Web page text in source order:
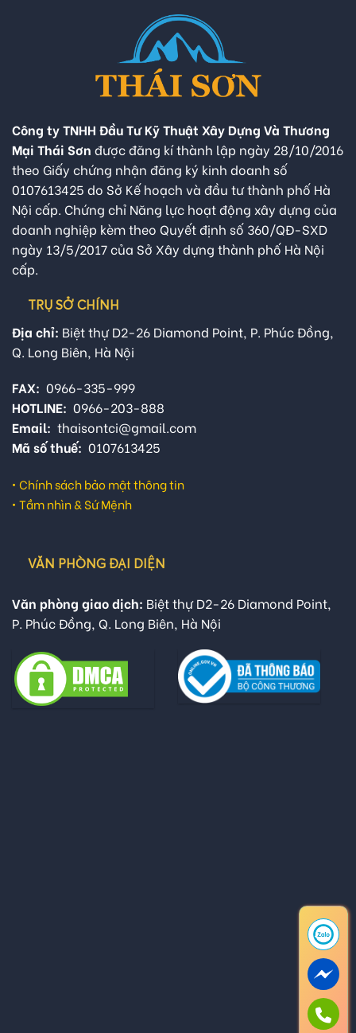
Công ty TNHH Đầu Tư Kỹ Thuật Xây Dựng Và Thương
Mại Thái Sơn được đăng kí thành lập ngày 28/10/2016
theo Giấy chứng nhận đăng ký kinh doanh số
0107613425 do Sở Kế hoạch và đầu tư thành phố Hà
Nội cấp. Chứng chỉ Năng lực hoạt động xây dựng của
doanh nghiệp kèm theo Quyết định số 360/QĐ-SXD
ngày 13/5/2017 của Sở Xây dựng thành phố Hà Nội
cấp.
TRỤ SỞ CHÍNH
Địa chỉ: Biệt thự D2-26 Diamond Point, P. Phúc Đồng,
Q. Long Biên, Hà Nội
FAX: 0966-335-999
HOTLINE: 0966-203-888
Email: thaisontci@gmail.com
Mã số thuế: 0107613425
• Chính sách bảo mật thông tin
• Tầm nhìn & Sứ Mệnh
VĂN PHÒNG ĐẠI DIỆN
Văn phòng giao dịch: Biệt thự D2-26 Diamond Point,
P. Phúc Đồng, Q. Long Biên, Hà Nội